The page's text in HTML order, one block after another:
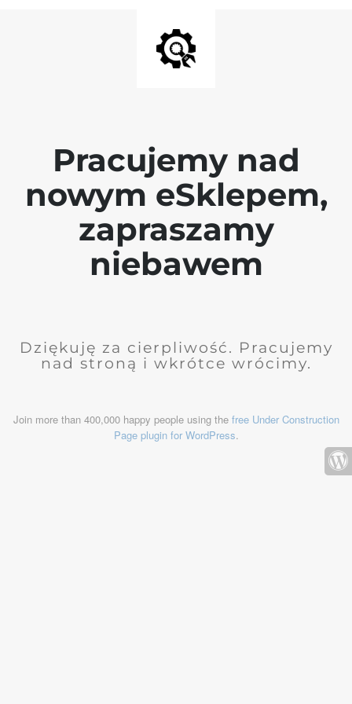
Pracujemy nad
nowym eSklepem,
zapraszamy
niebawem
Dziękuję za cierpliwość. Pracujemy
nad stroną i wkrótce wrócimy.
Join more than 400,000 happy people using the free Under Construction
Page plugin for WordPress.